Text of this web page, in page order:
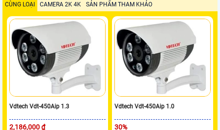
CÙNG LOẠI CAMERA 2K 4K SẢN PHẨM THAM KHẢO
Vdtech Vdt-450Aip 1.3
2,186,000 ₫
Vdtech Vdt-450Aip 1.0
30%